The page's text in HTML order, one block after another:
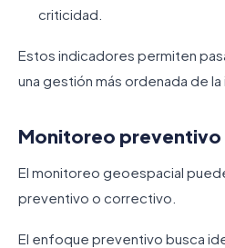
criticidad.
Estos indicadores permiten
una gestión más ordenada de la
Monitoreo
El monitoreo geoespacial
preventivo o correctivo.
El enfoque preventivo busca